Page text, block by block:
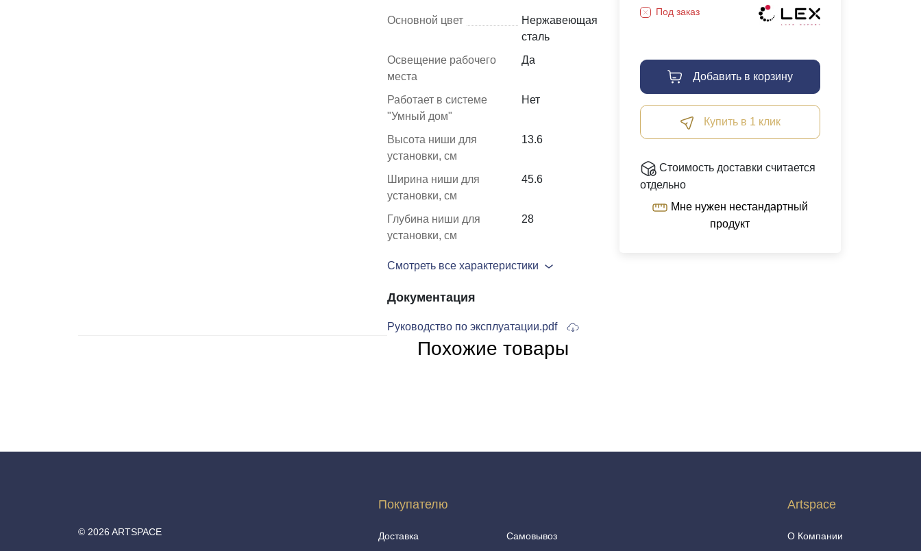
стеллажи
Шкафы
гостиной
Основной цвет
Нержавеющая
сталь
Освещение рабочего
места
Да
Работает в системе
"Умный дом"
Нет
Высота ниши для
установки, см
13.6
Ширина ниши для
установки, см
45.6
Глубина ниши для
установки, см
28
Смотреть все характеристики
Документация
Руководство по эксплуатации.pdf
Под заказ
Добавить в корзину
Купить в 1 клик
Стоимость доставки считается
отдельно
продукт
Похожие товары
© 2026 ARTSPACE
Покупателю
Доставка Самовывоз
Artspace
О Компании